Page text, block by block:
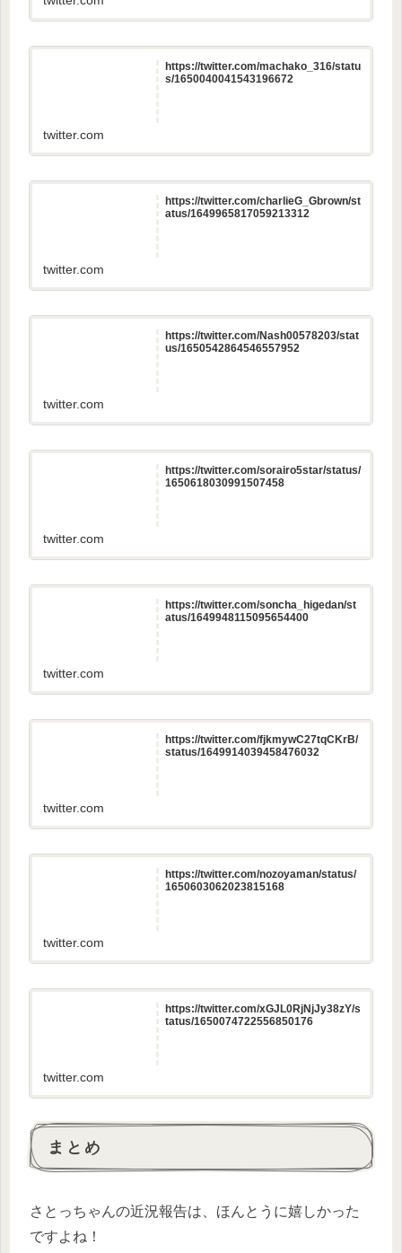
https://twitter.com/machako_316/statu
s/1650040041543196672
twitter.com
https://twitter.com/charlieG_Gbrown/st
atus/1649965817059213312
twitter.com
https://twitter.com/Nash00578203/stat
us/1650542864546557952
twitter.com
https://twitter.com/sorairo5star/status/
1650618030991507458
twitter.com
https://twitter.com/soncha_higedan/st
atus/1649948115095654400
twitter.com
https://twitter.com/fjkmywC27tqCKrB/
status/1649914039458476032
twitter.com
https://twitter.com/nozoyaman/status/
1650603062023815168
twitter.com
https://twitter.com/xGJL0RjNjJy38zY/s
tatus/1650074722556850176
twitter.com
まとめ
さとっちゃんの近況報告は、ほんとうに嬉しかった
ですよね！